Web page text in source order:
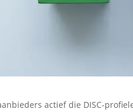
actief die DISC-